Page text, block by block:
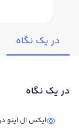
در یک نگاه
در یک نگاه
ایکس‌ ال اینو